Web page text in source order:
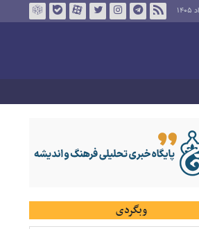
وبگردی